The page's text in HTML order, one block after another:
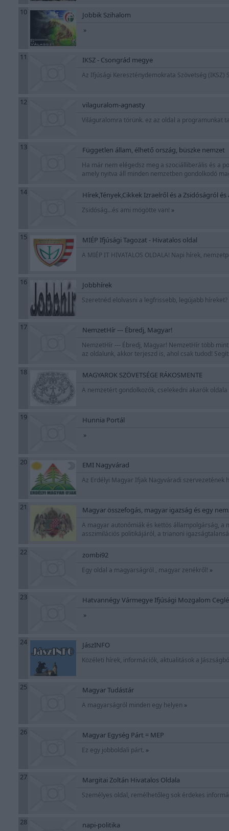
10 Jobbik Szihalom
»
11 IKSZ - Csongrád megye
Az Ifjúsági Kereszténydemokrata Szövetség
12 vilaguralom-agnasty
Világuralomra törünk. ez az oldal a programunkat
13 Független állam, élhető ország, büszke nemzet
Ha már nem elégedsz meg a szociálliberális és a
amely nyitva áll minden nemzetben gondolkodó
14 Hírek,Tények,Cikkek Izraelről és a Zsidóságról
Zsidóság...és ami mögötte van! »
15 MIÉP Ifjúsági Tagozat - Hivatalos oldal
A MIÉP IT HIVATALOS OLDALA! Napi hírek,
16 Jobbhírek
Szeretnéd elolvasni a legfrissebb, legújabb
17 NemzetHír --- Ébredj, Magyar!
NemzetHír --- Ébredj, Magyar! NemzetHír több
az oldalunk, akkor terjeszd is, ahol csak tudod!
18 MAGYAROK SZÖVETSÉGE RÁKOSMENTE
A nemzetért gondolkozók, cselekedni akarók oldala
19 Hunnia Portál
»
20 EMI Nagyvárad
Az Erdélyi Magyar Ifjak Nagyváradi szervezetének
21 Magyar összefogás, magyar igazság és egy
A magyar autonómiák és kettös állampolgárság,
asszimilációs politikájáról, a trianoni
22 zombi92
Egy oldal a magyarságról , magyar zenékről! »
23 Hatvannégy Vármegye Ifjúsági Mozgalom
»
24 JászINFO
Közéleti hírek, információk, aktualitások a
25 Magyar Tudástár
A magyarságról minden egy helyen »
26 Magyar Egység Párt = MEP
Ez egy jobboldali párt. »
27 Margitai Zoltán Hivatalos Oldala
Személyes oldal, remélhetőleg sok érdekes
28 napi-politika